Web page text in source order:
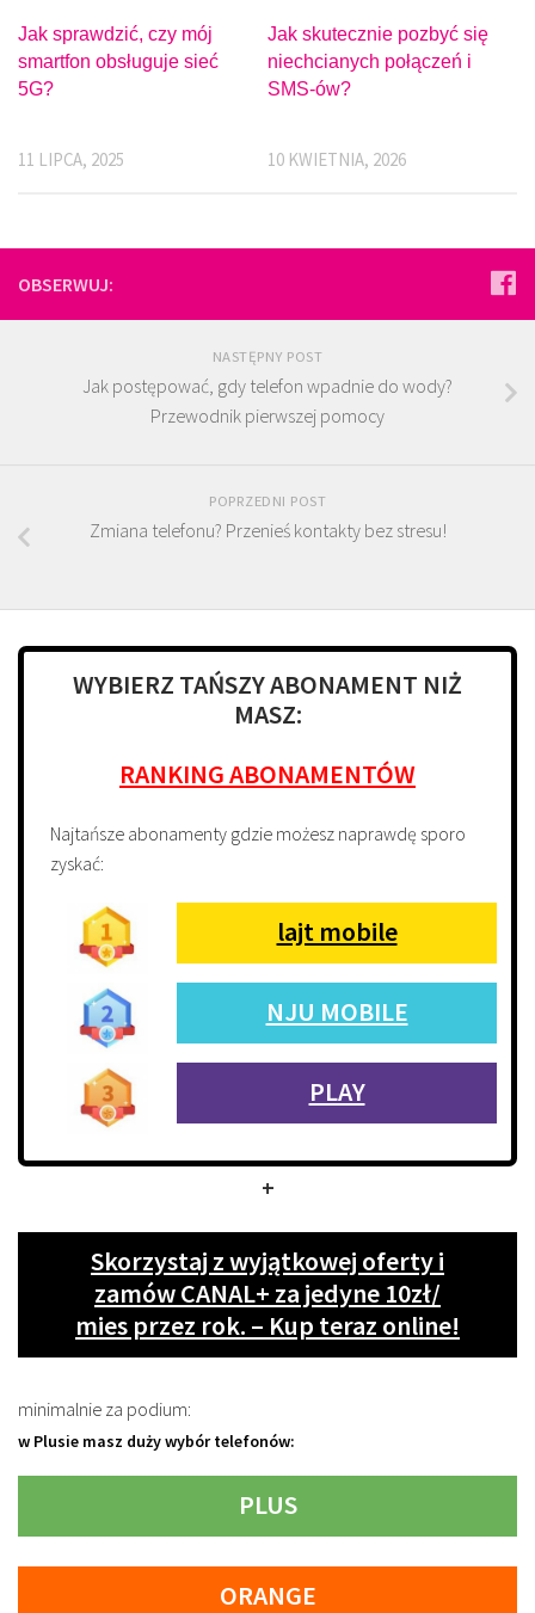
Jak sprawdzić, czy mój
smartfon obsługuje sieć
5G?
11 LIPCA, 2025
Jak skutecznie pozbyć się
niechcianych połączeń i
SMS-ów?
10 KWIETNIA, 2026
OBSERWUJ:
NASTĘPNY POST
Jak postępować, gdy telefon wpadnie do wody?
Przewodnik pierwszej pomocy
POPRZEDNI POST
Zmiana telefonu? Przenieś kontakty bez stresu!
WYBIERZ TAŃSZY ABONAMENT NIŻ
MASZ:
RANKING ABONAMENTÓW
Najtańsze abonamenty gdzie możesz naprawdę sporo
zyskać:
lajt mobile
NJU MOBILE
PLAY
+
Skorzystaj z wyjątkowej oferty i
zamów CANAL+ za jedyne 10zł/
mies przez rok. – Kup teraz online!
minimalnie za podium:
w Plusie masz duży wybór telefonów:
PLUS
ORANGE